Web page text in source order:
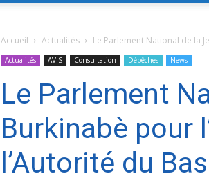
Accueil Actualités Le Parlement National de la
Actualités AVIS Consultation Dépêches News
Le Parlement
Burkinabè pour
l’Autorité du